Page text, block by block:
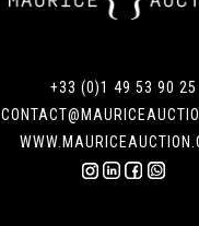
+33 (0)1 49 53 90 25